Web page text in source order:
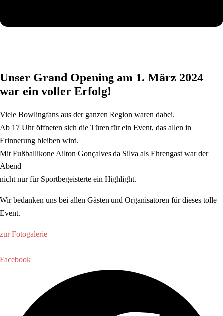
Unser Grand Opening am 1. März 2024
war ein voller Erfolg!
Viele Bowlingfans aus der ganzen Region waren dabei.
Ab 17 Uhr öffneten sich die Türen für ein Event, das allen in
Erinnerung bleiben wird.
Mit Fußballikone Ailton Gonçalves da Silva als Ehrengast war der
Abend
nicht nur für Sportbegeisterte ein Highlight.
Wir bedanken uns bei allen Gästen und Organisatoren für dieses tolle
Event.
zur Fotogalerie
Facebook